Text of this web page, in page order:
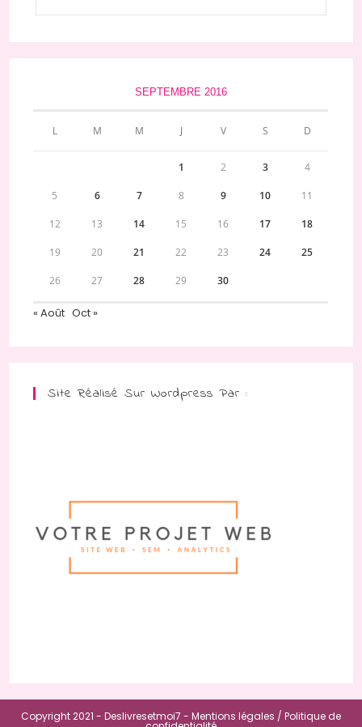
SEPTEMBRE 2016
L M M J V S D
1 2 3 4
5 6 7 8 9 10 11
12 13 14 15 16 17 18
19 20 21 22 23 24 25
26 27 28 29 30
« Août Oct »
Site Réalisé Sur Wordpress Par :
Copyright 2021 - Deslivresetmoi7 - Mentions légales / Politique de